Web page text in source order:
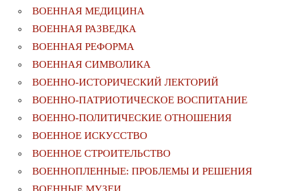
ВОЕННАЯ МЕДИЦИНА
ВОЕННАЯ РАЗВЕДКА
ВОЕННАЯ РЕФОРМА
ВОЕННАЯ СИМВОЛИКА
ВОЕННО-ИСТОРИЧЕСКИЙ ЛЕКТОРИЙ
ВОЕННО-ПАТРИОТИЧЕСКОЕ ВОСПИТАНИЕ
ВОЕННО-ПОЛИТИЧЕСКИE ОТНОШЕНИЯ
ВОЕННОЕ ИСКУССТВО
ВОЕННОЕ СТРОИТЕЛЬСТВО
ВОЕННОПЛЕННЫЕ: ПРОБЛЕМЫ И РЕШЕНИЯ